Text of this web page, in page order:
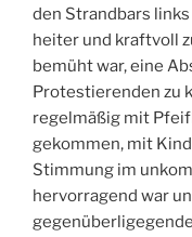
den Strandbars
heiter und kraftvoll
bemüht war, eine
Protestierenden zu
regelmäßig mit
gekommen, mit
Stimmung im
hervorragend war